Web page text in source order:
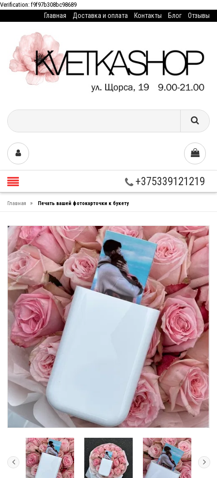
Verification: f9f97b308bc98689
Главная Доставка и оплата Контакты Блог Отзывы
+375339121219
Главная » Печать вашей фотокарточки к букету